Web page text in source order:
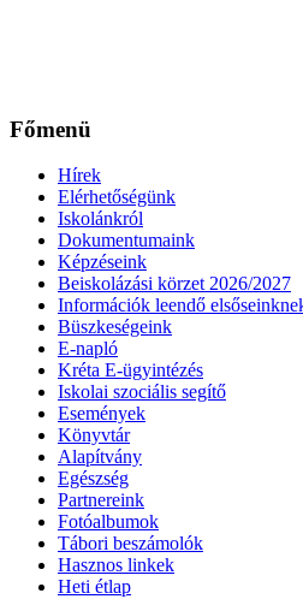
Főmenü
Hírek
Elérhetőségünk
Iskolánkról
Dokumentumaink
Képzéseink
Beiskolázási körzet 2026/2027
Információk leendő
Büszkeségeink
E-napló
Kréta E-ügyintézés
Iskolai szociális segítő
Események
Könyvtár
Alapítvány
Egészség
Partnereink
Fotóalbumok
Tábori beszámolók
Hasznos linkek
Heti étlap